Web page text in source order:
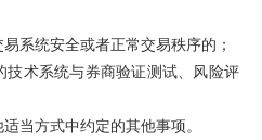
系统安全或者正常交易秩序的；
技术系统与券商验证测试、风险评
当方式中约定的其他事项。